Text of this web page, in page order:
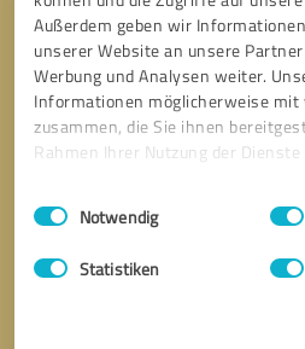
Außerdem geben wir
unserer Website an unsere
Werbung und Analysen weiter.
Informationen möglicherweise mit
zusammen, die Sie ihnen
Rahmen Ihrer Nutzung der Dienste
Impressum
Einwilligungsauswahl
Notwendig
Statistiken